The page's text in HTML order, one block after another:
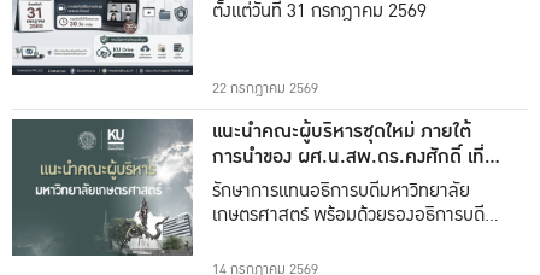
ตั้งแต่วันที่ 31 กรกฎาคม 2569
22 กรกฎาคม 2569
แนะนำคณะผู้บริหารชุดใหม่ ภายใต้
การนำของ ผศ.น.สพ.ดร.คงศักดิ์ เที่ยง
ธรรม
รักษาการแทนอธิการบดีมหาวิทยาลัย
เกษตรศาสตร์ พร้อมด้วยรองอธิการบดีทั้ง
14 กรกฎาคม 2569